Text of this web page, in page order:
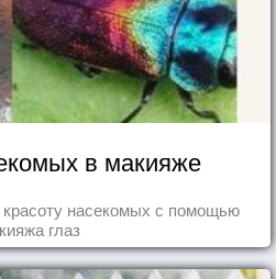
в макияже
насекомых с помощью
глаз